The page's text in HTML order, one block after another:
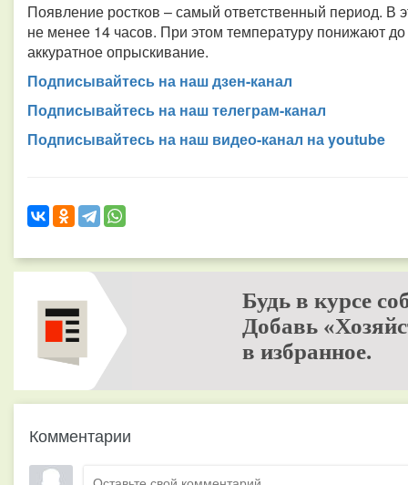
Появление ростков – самый ответственный период.
не менее 14 часов. При этом температуру понижают
аккуратное опрыскивание.
Подписывайтесь на наш дзен-канал
Подписывайтесь на наш телеграм-канал
Подписывайтесь на наш видео-канал на youtube
Будь в курсе
Добавь
в избранное.
Комментарии